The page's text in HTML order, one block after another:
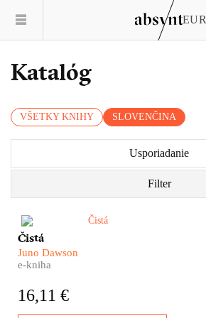
EUR
Katalóg
VŠETKY KNIHY SLOVENČINA
Usporiadanie
Filter
Lexi Volkov je nechutne
bohatá. Je dedičkou veľkého
hotelového impéria a nikdy sa
v aute na ceste do odvykacieho
Čistá
Juno Dawson
e-kniha
16,11 €